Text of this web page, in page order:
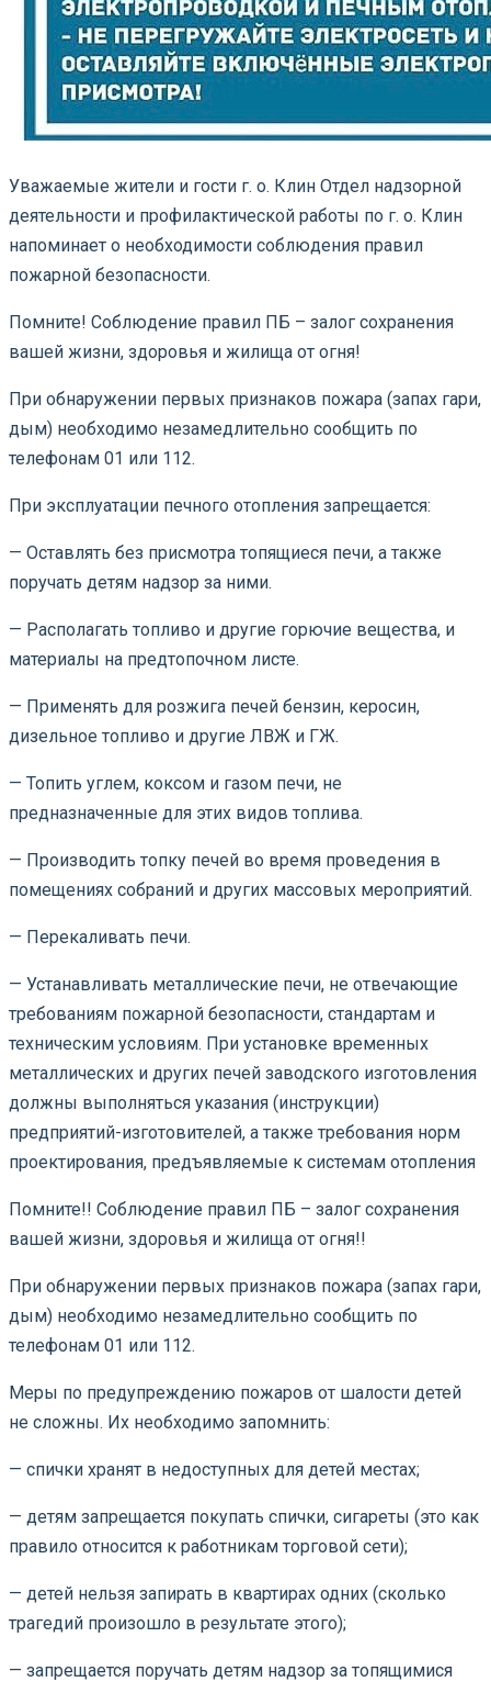
Уважаемые жители и гости г. о. Клин Отдел надзорной
деятельности и профилактической работы по г. о. Клин
напоминает о необходимости соблюдения правил
пожарной безопасности.
Помните! Соблюдение правил ПБ – залог сохранения
вашей жизни, здоровья и жилища от огня!
При обнаружении первых признаков пожара (запах гари,
дым) необходимо незамедлительно сообщить по
телефонам 01 или 112.
При эксплуатации печного отопления запрещается:
— Оставлять без присмотра топящиеся печи, а также
поручать детям надзор за ними.
— Располагать топливо и другие горючие вещества, и
материалы на предтопочном листе.
— Применять для розжига печей бензин, керосин,
дизельное топливо и другие ЛВЖ и ГЖ.
— Топить углем, коксом и газом печи, не
предназначенные для этих видов топлива.
— Производить топку печей во время проведения в
помещениях собраний и других массовых мероприятий.
— Перекаливать печи.
— Устанавливать металлические печи, не отвечающие
требованиям пожарной безопасности, стандартам и
техническим условиям. При установке временных
металлических и других печей заводского изготовления
должны выполняться указания (инструкции)
предприятий-изготовителей, а также требования норм
проектирования, предъявляемые к системам отопления
Помните!! Соблюдение правил ПБ – залог сохранения
вашей жизни, здоровья и жилища от огня!!
При обнаружении первых признаков пожара (запах гари,
дым) необходимо незамедлительно сообщить по
телефонам 01 или 112.
Меры по предупреждению пожаров от шалости детей
не сложны. Их необходимо запомнить:
— спички хранят в недоступных для детей местах;
— детям запрещается покупать спички, сигареты (это как
правило относится к работникам торговой сети);
— детей нельзя запирать в квартирах одних (сколько
трагедий произошло в результате этого);
— запрещается поручать детям надзор за топящимися